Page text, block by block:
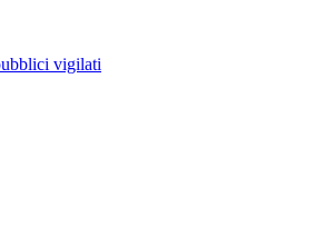
vigilati